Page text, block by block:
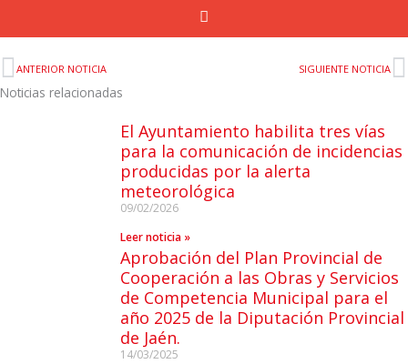
ANTERIOR NOTICIA SIGUIENTE NOTICIA
Noticias relacionadas
El Ayuntamiento habilita tres vías
para la comunicación de incidencias
producidas por la alerta
meteorológica
09/02/2026
Leer noticia »
Aprobación del Plan Provincial de
Cooperación a las Obras y Servicios
de Competencia Municipal para el
año 2025 de la Diputación Provincial
de Jaén.
14/03/2025